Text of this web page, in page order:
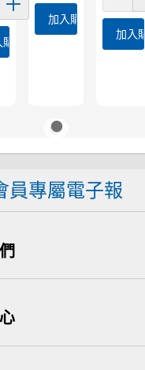
物車
加入購物車
加入
員專屬電子報